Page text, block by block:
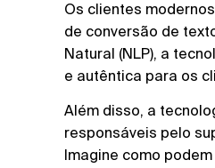
Os clientes
de conversão de
Natural (NLP), a
e autêntica para os
Além disso, a
responsáveis pelo
Imagine como